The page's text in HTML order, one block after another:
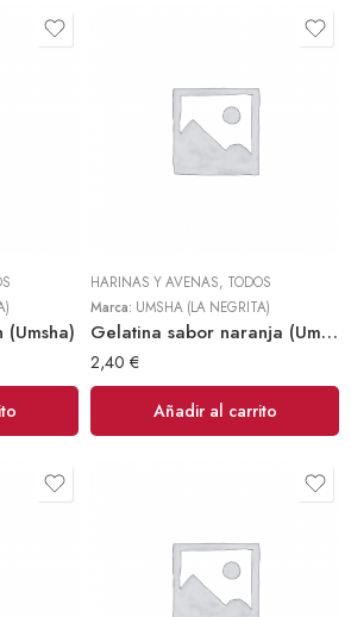
HARINAS Y AVENAS, TODOS
Marca: UMSHA (LA NEGRITA)
Gelatina sabor naranja (Umsha)
2,40 €
Añadir al carrito